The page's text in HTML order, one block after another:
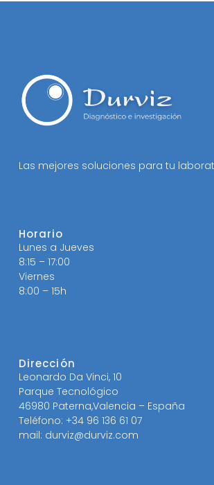
Las mejores soluciones para tu
Horario
Lunes a Jueves
8:15 – 17:00
Viernes
8:00 – 15h
Dirección
Leonardo Da Vinci, 10
Parque Tecnológico
46980 Paterna,Valencia – España
Teléfono: +34 96 136 61 07
mail: durviz@durviz.com